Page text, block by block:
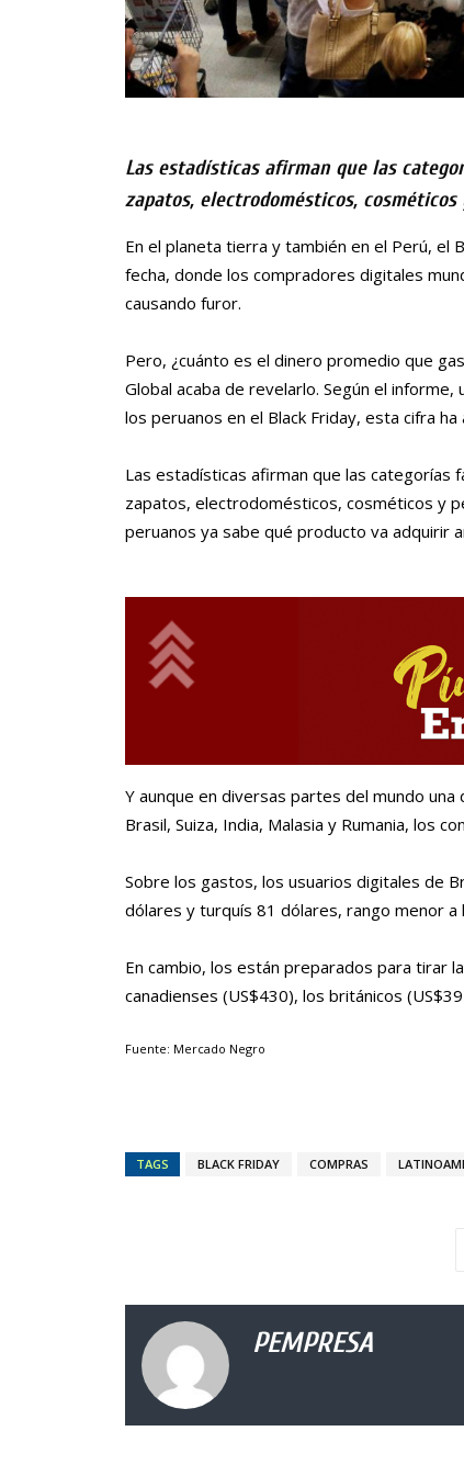
Las estadísticas afirman que las
zapatos, electrodomésticos,
En el planeta tierra y también en el Perú, el
fecha, donde los compradores digitales
causando furor.
Pero, ¿cuánto es el dinero promedio que
Global acaba de revelarlo. Según el
los peruanos en el Black Friday, esta cifra
Las estadísticas afirman que las categorías
zapatos, electrodomésticos, cosméticos y
peruanos ya sabe qué producto va adquirir
Y aunque en diversas partes del mundo
Brasil, Suiza, India, Malasia y Rumania, los
Sobre los gastos, los usuarios digitales de
dólares y turquís 81 dólares, rango menor a
En cambio, los están preparados para tirar
canadienses (US$430), los británicos
Fuente: Mercado Negro
TAGS BLACK FRIDAY COMPRAS
PEMPRESA